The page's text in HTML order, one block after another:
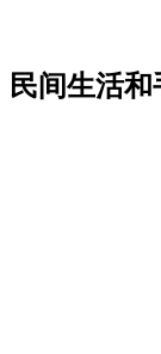
民间生活